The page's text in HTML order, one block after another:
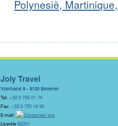
Polynesië,
Joly Travel
Yzerhand 9 - 9120 Beveren
Tel: +32/3 755 01 74
Fax: +32/3 755 16 93
E-mail:
Licentie B2201